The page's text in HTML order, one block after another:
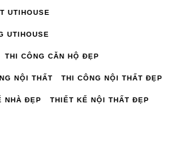
UTIHOUSE
UTIHOUSE
THI CÔNG CĂN HỘ ĐẸP
NỘI THẤT THI CÔNG NỘI THẤT ĐẸP
NHÀ ĐẸP THIẾT KẾ NỘI THẤT ĐẸP